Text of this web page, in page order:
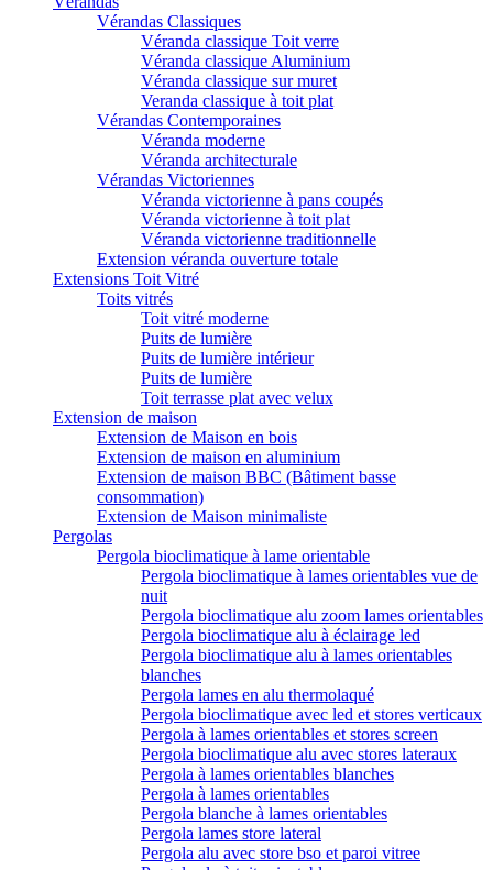
Vérandas Classiques
Véranda classique Toit verre
Véranda classique Aluminium
Véranda classique sur muret
Veranda classique à toit plat
Vérandas Contemporaines
Véranda moderne
Véranda architecturale
Vérandas Victoriennes
Véranda victorienne à pans coupés
Véranda victorienne à toit plat
Véranda victorienne traditionnelle
Extension véranda ouverture totale
Extensions Toit Vitré
Toits vitrés
Toit vitré moderne
Puits de lumière
Puits de lumière intérieur
Puits de lumière
Toit terrasse plat avec velux
Extension de maison
Extension de Maison en bois
Extension de maison en aluminium
Extension de maison BBC (Bâtiment basse
consommation)
Extension de Maison minimaliste
Pergolas
Pergola bioclimatique à lame orientable
Pergola bioclimatique à lames orientables vue de
nuit
Pergola bioclimatique alu zoom lames orientables
Pergola bioclimatique alu à éclairage led
Pergola bioclimatique alu à lames orientables
blanches
Pergola lames en alu thermolaqué
Pergola bioclimatique avec led et stores verticaux
Pergola à lames orientables et stores screen
Pergola bioclimatique alu avec stores lateraux
Pergola à lames orientables blanches
Pergola à lames orientables
Pergola blanche à lames orientables
Pergola lames store lateral
Pergola alu avec store bso et paroi vitree